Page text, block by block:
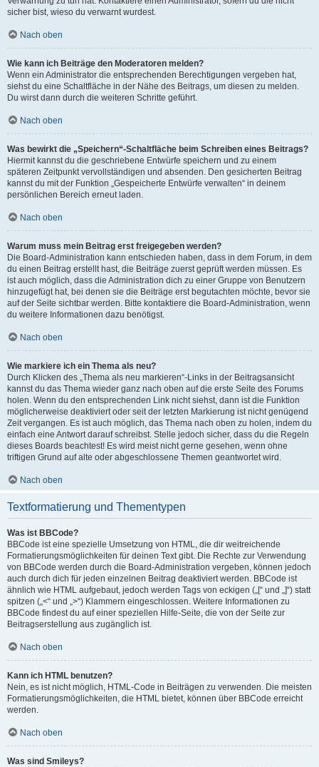
sicher bist, wieso du verwarnt wurdest.
Nach oben
Wie kann ich Beiträge den Moderatoren melden?
Wenn ein Administrator die entsprechenden Berechtigungen vergeben hat,
siehst du eine Schaltfläche in der Nähe des Beitrags, um diesen zu melden.
Du wirst dann durch die weiteren Schritte geführt.
Nach oben
Was bewirkt die „Speichern“-Schaltfläche beim Schreiben eines Beitrags?
Hiermit kannst du die geschriebene Entwürfe speichern und zu einem
späteren Zeitpunkt vervollständigen und absenden. Den gesicherten Beitrag
kannst du mit der Funktion „Gespeicherte Entwürfe verwalten“ in deinem
persönlichen Bereich erneut laden.
Nach oben
Warum muss mein Beitrag erst freigegeben werden?
Die Board-Administration kann entschieden haben, dass in dem Forum, in dem
du einen Beitrag erstellt hast, die Beiträge zuerst geprüft werden müssen. Es
ist auch möglich, dass die Administration dich zu einer Gruppe von Benutzern
hinzugefügt hat, bei denen sie die Beiträge erst begutachten möchte, bevor sie
auf der Seite sichtbar werden. Bitte kontaktiere die Board-Administration, wenn
du weitere Informationen dazu benötigst.
Nach oben
Wie markiere ich ein Thema als neu?
Durch Klicken des „Thema als neu markieren“-Links in der Beitragsansicht
kannst du das Thema wieder ganz nach oben auf die erste Seite des Forums
holen. Wenn du den entsprechenden Link nicht siehst, dann ist die Funktion
möglicherweise deaktiviert oder seit der letzten Markierung ist nicht genügend
Zeit vergangen. Es ist auch möglich, das Thema nach oben zu holen, indem du
einfach eine Antwort darauf schreibst. Stelle jedoch sicher, dass du die Regeln
dieses Boards beachtest! Es wird meist nicht gerne gesehen, wenn ohne
triftigen Grund auf alte oder abgeschlossene Themen geantwortet wird.
Nach oben
Textformatierung und Thementypen
Was ist BBCode?
BBCode ist eine spezielle Umsetzung von HTML, die dir weitreichende
Formatierungsmöglichkeiten für deinen Text gibt. Die Rechte zur Verwendung
von BBCode werden durch die Board-Administration vergeben, können jedoch
auch durch dich für jeden einzelnen Beitrag deaktiviert werden. BBCode ist
ähnlich wie HTML aufgebaut, jedoch werden Tags von eckigen („[“ und „]“) statt
spitzen („<“ und „>“) Klammern eingeschlossen. Weitere Informationen zu
BBCode findest du auf einer speziellen Hilfe-Seite, die von der Seite zur
Beitragserstellung aus zugänglich ist.
Nach oben
Kann ich HTML benutzen?
Nein, es ist nicht möglich, HTML-Code in Beiträgen zu verwenden. Die meisten
Formatierungsmöglichkeiten, die HTML bietet, können über BBCode erreicht
werden.
Nach oben
Was sind Smileys?